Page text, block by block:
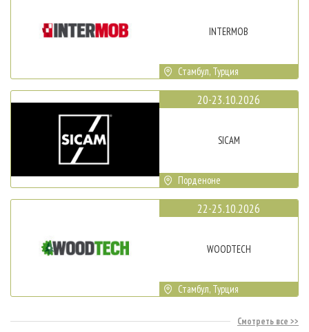
INTERMOB
Стамбул, Турция
20-23.10.2026
SICAM
Порденоне
22-25.10.2026
WOODTECH
Стамбул, Турция
Смотреть все